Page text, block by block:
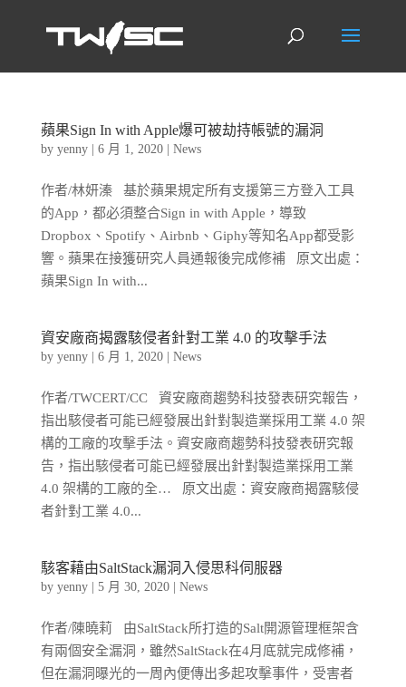
蘋果Sign In with Apple爆可被劫持帳號的漏洞
by yenny| 6 月 1, 2020| News
作者/林妍溱 基於蘋果規定所有支援第三方登入工具
的App，都必須整合Sign in with Apple，導致
Dropbox、Spotify、Airbnb、Giphy等知名App都受影
響。蘋果在接獲研究人員通報後完成修補 原文出處：
蘋果Sign In with...
資安廠商揭露駭侵者針對工業 4.0 的攻擊手法
by yenny| 6 月 1, 2020| News
作者/TWCERT/CC 資安廠商趨勢科技發表研究報告，
指出駭侵者可能已經發展出針對製造業採用工業 4.0 架
構的工廠的攻擊手法。資安廠商趨勢科技發表研究報
告，指出駭侵者可能已經發展出針對製造業採用工業
4.0 架構的工廠的全… 原文出處：資安廠商揭露駭侵
者針對工業 4.0...
駭客藉由SaltStack漏洞入侵思科伺服器
by yenny| 5 月 30, 2020| News
作者/陳曉莉 由SaltStack所打造的Salt開源管理框架含
有兩個安全漏洞，雖然SaltStack在4月底就完成修補，
但在漏洞曝光的一周內便傳出多起攻擊事件，受害者